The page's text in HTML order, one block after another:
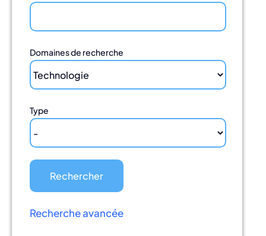
Domaines de recherche
Type
Recherche avancée